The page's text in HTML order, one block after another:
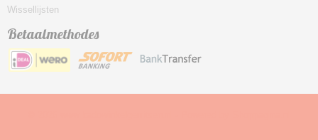
Wissellijsten
Betaalmethodes